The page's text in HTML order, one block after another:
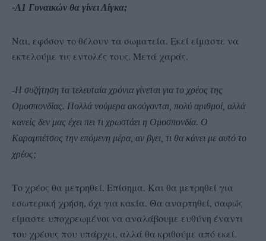
-Α1 Γυναικών θα γίνει Λίγκα;
Ναι, εφόσον το θέλουν τα σωματεία. Εκεί είμαστε να
εκτελούμε τις εντολές τους. Μετά χαράς.
-Η συζήτηση τα τελευταία χρόνια γίνεται για το χρέος της
Ομοσπονδίας. Πολλά νούμερα ακούγονται, πολύ αριθμοί, αλλά
κανείς δεν μας έχει πει τι χρωστάει η Ομοσπονδία. Ο
Καραμπέτσος την επόμενη μέρα, αν βγει, τι θα κάνει με αυτό το
χρέος;
Το χρέος θα μετρηθεί. Επίσημα. Και θα μετρηθεί για
εσωτερική χρήση, όχι για κακία. Θα αναρτηθεί, σαφώς
είμαστε υποχρεωμένοι να αναλάβουμε ευθύνη έναντι
του χρέους που υπάρχει, αλλά θα κριθούμε από εκεί.